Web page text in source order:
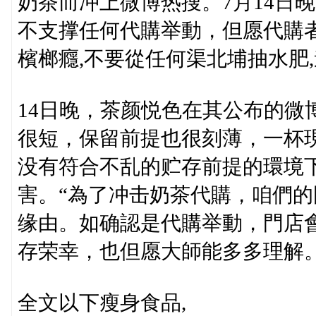
不支撑任何代購举動，但愿代購
檳榔癮,不要從任何渠北埔抽水肥
14日晚，茶颜悦色在其公布的
很短，保留前提也很刻薄，一杯
没有符合不乱的贮存前提的環境
害。“為了冲击奶茶代購，咱們
缘由。如确認是代購举動，門店
存荣幸，也但愿大師能多多理解
全文以下瘦身食品,